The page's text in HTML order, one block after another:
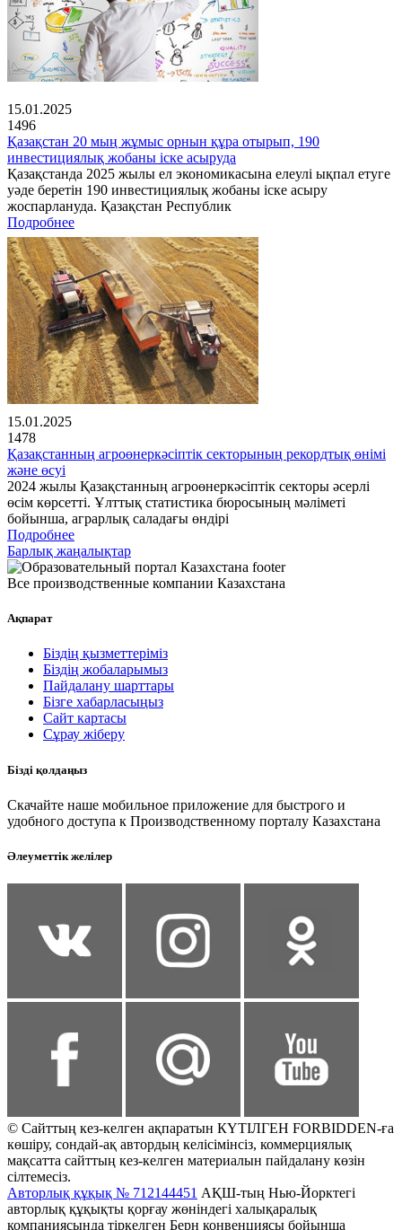
15.01.2025
1496
Қазақстан 20 мың жұмыс орнын құра отырып, 190
инвестициялық жобаны іске асыруда
Қазақстанда 2025 жылы ел экономикасына елеулі ықпал етуге
уәде беретін 190 инвестициялық жобаны іске асыру
жоспарлануда. Қазақстан Республик
Подробнее
15.01.2025
1478
Қазақстанның агроөнеркәсіптік секторының рекордтық өнімі
және өсуі
2024 жылы Қазақстанның агроөнеркәсіптік секторы әсерлі
өсім көрсетті. Ұлттық статистика бюросының мәліметі
бойынша, аграрлық саладағы өндірі
Подробнее
Барлық жаңалықтар
Все производственные компании Казахстана
Ақпарат
Біздің қызметтеріміз
Біздің жобаларымыз
Пайдалану шарттары
Бізге хабарласыңыз
Сайт картасы
Сұрау жіберу
Бізді қолдаңыз
Скачайте наше мобильное приложение для быстрого и
удобного доступа к Производственному порталу Казахстана
Әлеуметтік желілер
© Сайттың кез-келген ақпаратын КҮТІЛГЕН FORBIDDEN-ға
көшіру, сондай-ақ автордың келісімінсіз, коммерциялық
мақсатта сайттың кез-келген материалын пайдалану көзін
сілтемесіз.
Авторлық құқық № 712144451 АҚШ-тың Нью-Йорктегі
авторлық құқықты қорғау жөніндегі халықаралық
компаниясында тіркелген Берн конвенциясы бойынша